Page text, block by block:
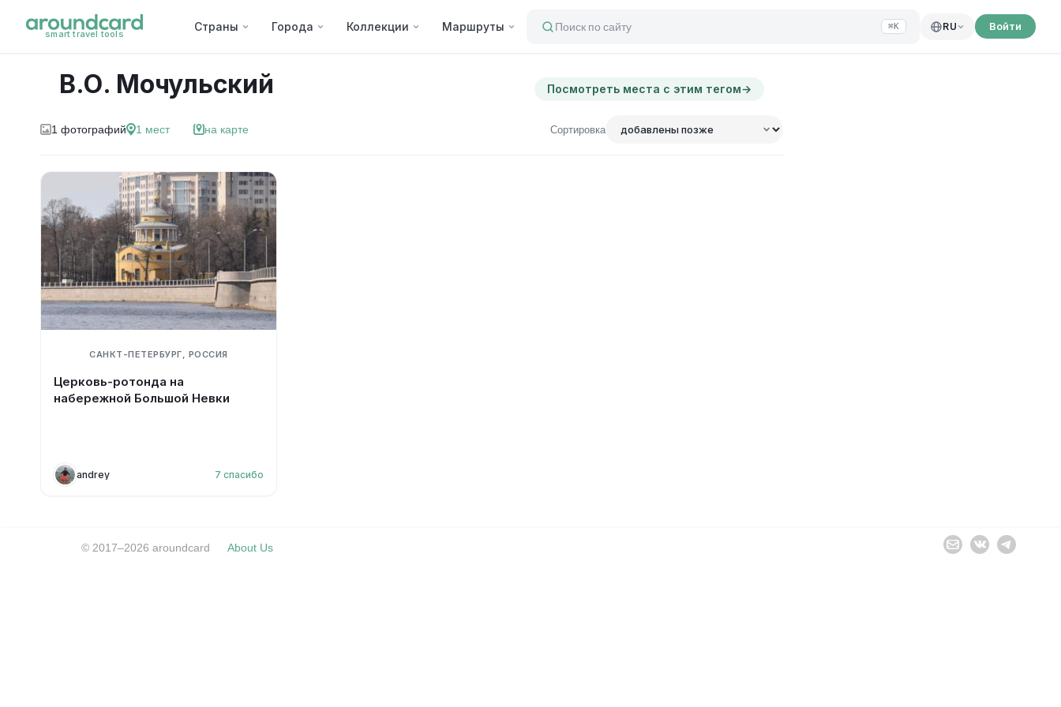
smart travel tools
Страны Города Коллекции Маршруты Поиск по сайту ⌘K RU Войти
В.О. Мочульский Посмотреть места с этим тегом→
1 фотографий 1 мест на карте Сортировка
САНКТ-ПЕТЕРБУРГ, РОССИЯ
Церковь-ротонда на
набережной Большой Невки
andrey 7 спасибо
© 2017–2026 aroundcard About Us